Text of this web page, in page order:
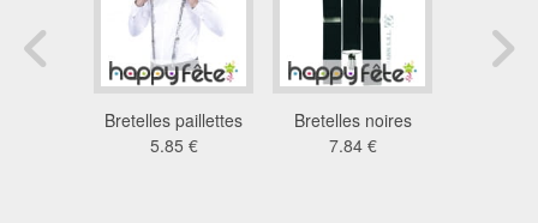
Bretelles paillettes
5.85 €
Bretelles noires
7.84 €